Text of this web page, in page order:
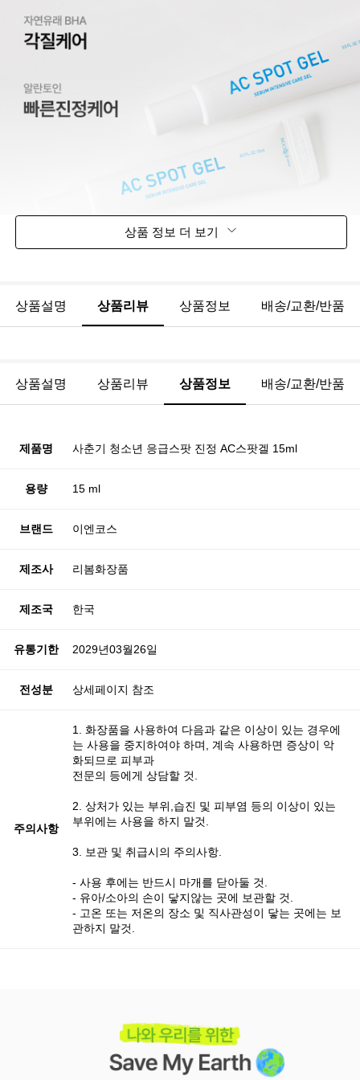
상품 정보 더 보기
상품설명 상품리뷰 상품정보 배송/교환/반품
상품설명 상품리뷰 상품정보 배송/교환/반품
제품명 사춘기 청소년 응급스팟 진정 AC스팟겔 15ml
용량 15 ml
브랜드 이엔코스
제조사 리봄화장품
제조국 한국
유통기한 2029년03월26일
전성분 상세페이지 참조
주의사항
1. 화장품을 사용하여 다음과 같은 이상이 있는 경우에
는 사용을 중지하여야 하며, 계속 사용하면 증상이 악
화되므로 피부과
전문의 등에게 상담할 것.
2. 상처가 있는 부위,습진 및 피부염 등의 이상이 있는
부위에는 사용을 하지 말것.
3. 보관 및 취급시의 주의사항.
- 사용 후에는 반드시 마개를 닫아둘 것.
- 유아/소아의 손이 닿지않는 곳에 보관할 것.
- 고온 또는 저온의 장소 및 직사관성이 닿는 곳에는 보
관하지 말것.